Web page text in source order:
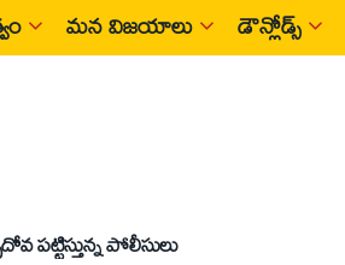
మన విజయాలు డౌన్లోడ్స్
పోలీసులు